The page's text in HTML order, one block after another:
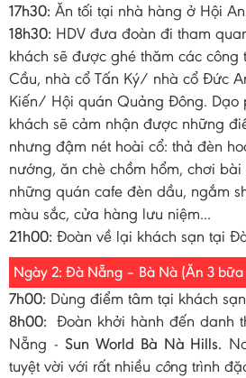
17h30: Ăn tối tại nhà hàng ở Hội
18h30: HDV đưa đoàn đi tham
khách sẽ được ghé thăm các công
Cầu, nhà cổ Tấn Ký/ nhà cổ Đức
Kiến/ Hội quán Quảng Đông. Dạo
khách sẽ cảm nhận được những
nhưng đậm nét hoài cổ: thả đèn
nướng, ăn chè chồm hổm, chơi
những quán cafe đèn dầu, ngắm
màu sắc, cửa hàng lưu niệm...
21h00: Đoàn về lại khách sạn tại
Ngày 2: Đà Nẵng – Bà Nà (Ăn 3
7h00: Dùng điểm tâm tại khách
8h00: Đoàn khởi hành đến danh
Nẵng -Sun World Bà Nà Hills.
tuyệt vời với rất nhiều công trình